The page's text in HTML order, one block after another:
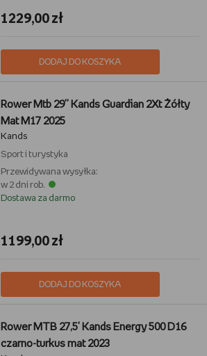
1229,00 zł
DODAJ DO KOSZYKA
Rower Mtb 29'' Kands Guardian 2Xt Żółty
Mat M17 2025
Kands
Sport i turystyka
Przewidywana wysyłka:
w 2 dni rob.
Dostawa za darmo
1199,00 zł
DODAJ DO KOSZYKA
Rower MTB 27,5' Kands Energy 500 D16
czarno-turkus mat 2023